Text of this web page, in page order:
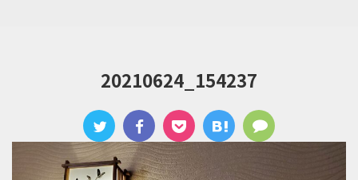
20210624_154237